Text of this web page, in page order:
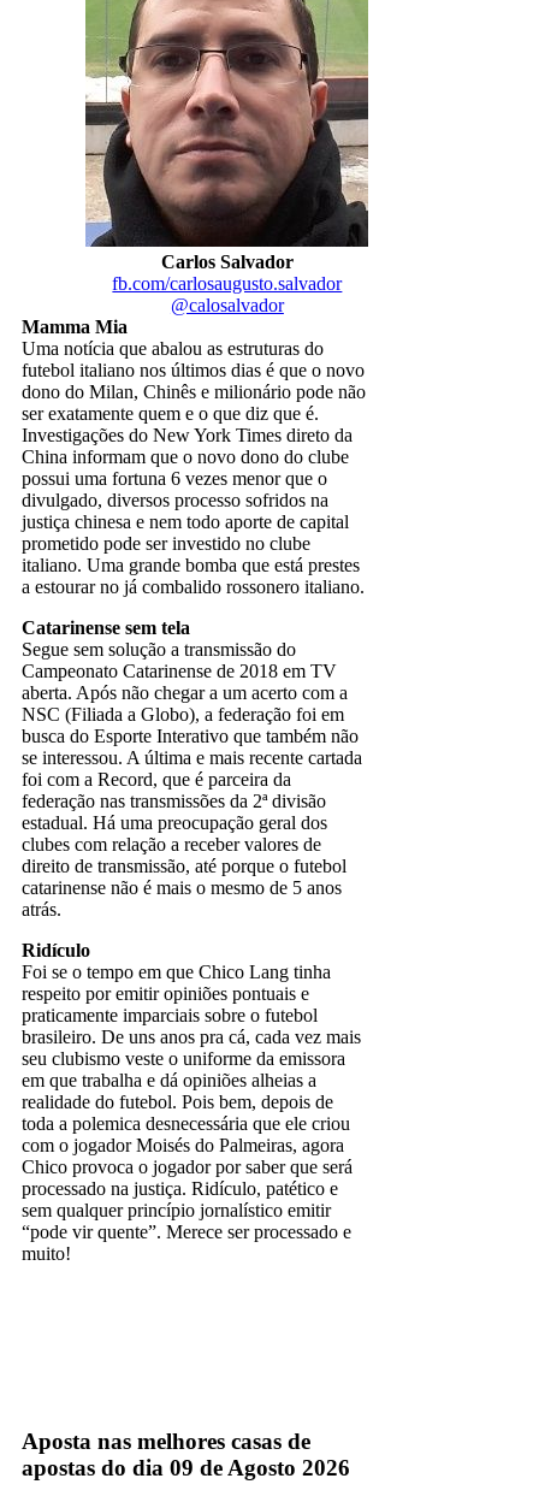
Carlos Salvador
fb.com/carlosaugusto.salvador
@calosalvador
Mamma Mia
Uma notícia que abalou as estruturas do
futebol italiano nos últimos dias é que o novo
dono do Milan, Chinês e milionário pode não
ser exatamente quem e o que diz que é.
Investigações do New York Times direto da
China informam que o novo dono do clube
possui uma fortuna 6 vezes menor que o
divulgado, diversos processo sofridos na
justiça chinesa e nem todo aporte de capital
prometido pode ser investido no clube
italiano. Uma grande bomba que está prestes
a estourar no já combalido rossonero italiano.
Catarinense sem tela
Segue sem solução a transmissão do
Campeonato Catarinense de 2018 em TV
aberta. Após não chegar a um acerto com a
NSC (Filiada a Globo), a federação foi em
busca do Esporte Interativo que também não
se interessou. A última e mais recente cartada
foi com a Record, que é parceira da
federação nas transmissões da 2ª divisão
estadual. Há uma preocupação geral dos
clubes com relação a receber valores de
direito de transmissão, até porque o futebol
catarinense não é mais o mesmo de 5 anos
atrás.
Ridículo
Foi se o tempo em que Chico Lang tinha
respeito por emitir opiniões pontuais e
praticamente imparciais sobre o futebol
brasileiro. De uns anos pra cá, cada vez mais
seu clubismo veste o uniforme da emissora
em que trabalha e dá opiniões alheias a
realidade do futebol. Pois bem, depois de
toda a polemica desnecessária que ele criou
com o jogador Moisés do Palmeiras, agora
Chico provoca o jogador por saber que será
processado na justiça. Ridículo, patético e
sem qualquer princípio jornalístico emitir
“pode vir quente”. Merece ser processado e
muito!
Aposta nas melhores casas de
apostas do dia 09 de Agosto 2026